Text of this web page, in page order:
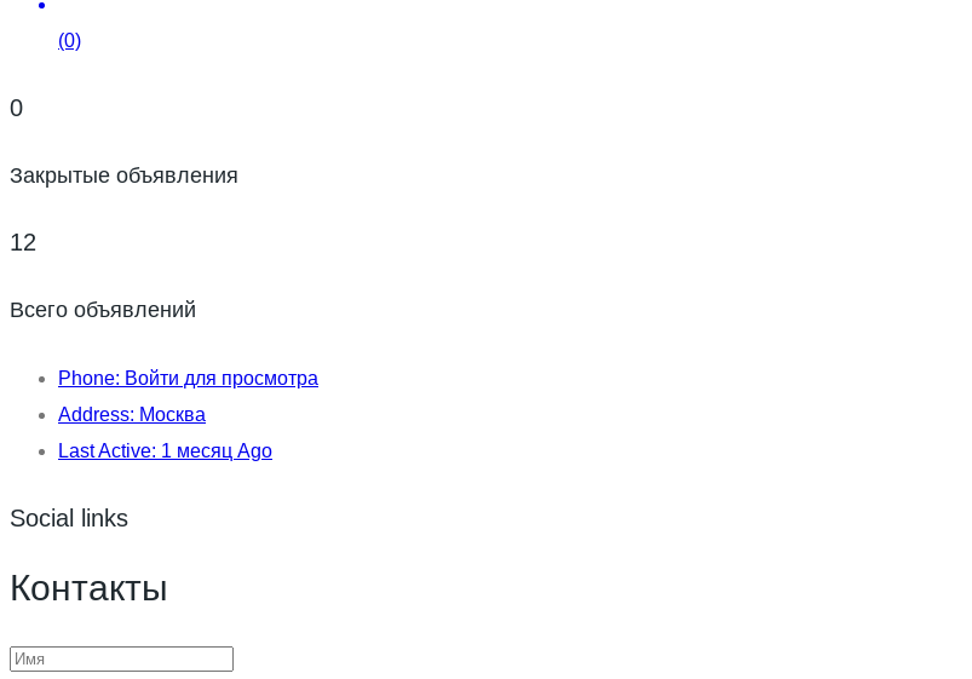
(0)
0
Закрытые объявления
12
Всего объявлений
Phone: Войти для просмотра
Address: Москва
Last Active: 1 месяц Ago
Social links
Контакты